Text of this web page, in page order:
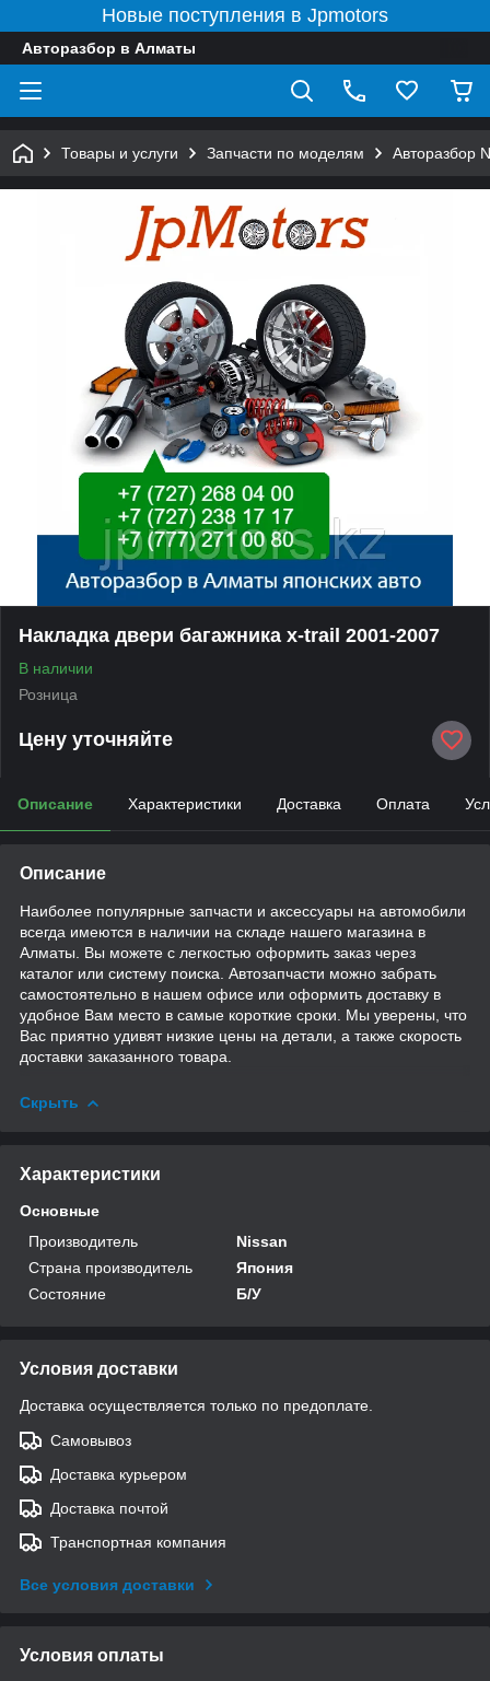
Новые поступления в Jpmotors
Авторазбор в Алматы
Товары и услуги Запчасти по моделям Авторазбор
Накладка двери багажника x-trail 2001-2007
В наличии
Розница
Цену уточняйте
Описание Характеристики Доставка Оплата
Описание
Наиболее популярные запчасти и аксессуары на автомобили
всегда имеются в наличии на складе нашего магазина в
Алматы. Вы можете с легкостью оформить заказ через
каталог или систему поиска. Автозапчасти можно забрать
самостоятельно в нашем офисе или оформить доставку в
удобное Вам место в самые короткие сроки. Мы уверены, что
Вас приятно удивят низкие цены на детали, а также скорость
доставки заказанного товара.
Скрыть
Характеристики
Основные
Производитель
Nissan
Страна производитель
Япония
Состояние
Б/У
Условия доставки
Доставка осуществляется только по предоплате.
Самовывоз
Доставка курьером
Доставка почтой
Транспортная компания
Все условия доставки
Условия оплаты